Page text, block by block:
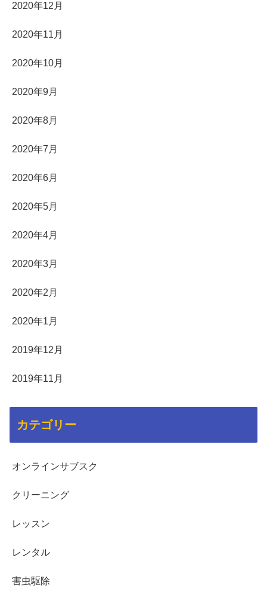
2020年12月
2020年11月
2020年10月
2020年9月
2020年8月
2020年7月
2020年6月
2020年5月
2020年4月
2020年3月
2020年2月
2020年1月
2019年12月
2019年11月
カテゴリー
オンラインサブスク
クリーニング
レッスン
レンタル
害虫駆除